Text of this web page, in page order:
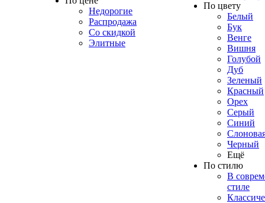
Недорогие
Распродажа
Со скидкой
Элитные
По цвету
Белый
Бук
Венге
Вишня
Голубой
Дуб
Зеленый
Красный
Орех
Серый
Синий
Черный
Ещё
По стилю
В
стиле